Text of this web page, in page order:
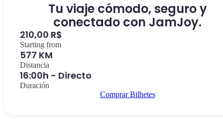
Tu viaje cómodo, seguro y
conectado con JamJoy.
210,00 R$
Starting from
577 KM
Distancia
16:00h - Directo
Duración
Comprar Bilhetes